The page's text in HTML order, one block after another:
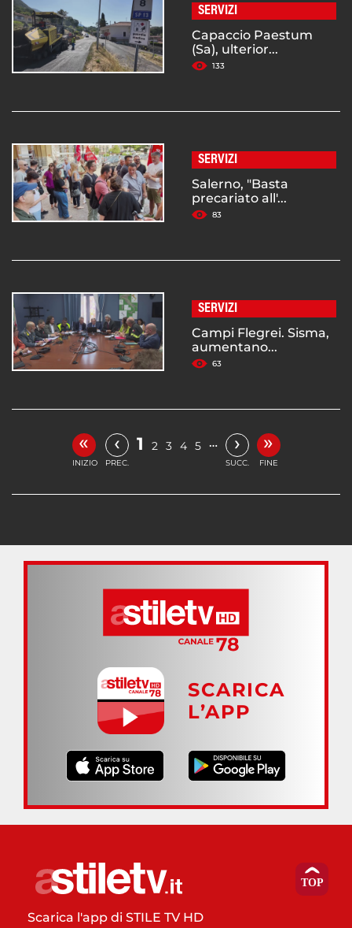
SERVIZI
Capaccio Paestum
(Sa), ulterior...
133
SERVIZI
Salerno, "Basta
precariato all'...
83
SERVIZI
Campi Flegrei. Sisma,
aumentano...
63
«
INIZIO
‹
PREC.
1 2 3 4 5 … ›
SUCC.
»
FINE
SCARICA
L’APP
Scarica l'app di STILE TV HD